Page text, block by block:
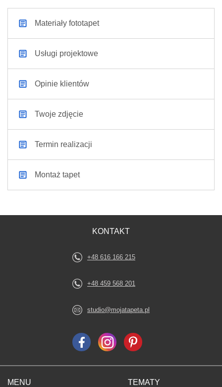
Materiały fototapet
Usługi projektowe
Opinie klientów
Twoje zdjęcie
Termin realizacji
Montaż tapet
MENU TEMATY
KONTAKT
+48 616 166 215
+48 459 568 201
studio@mojatapeta.pl